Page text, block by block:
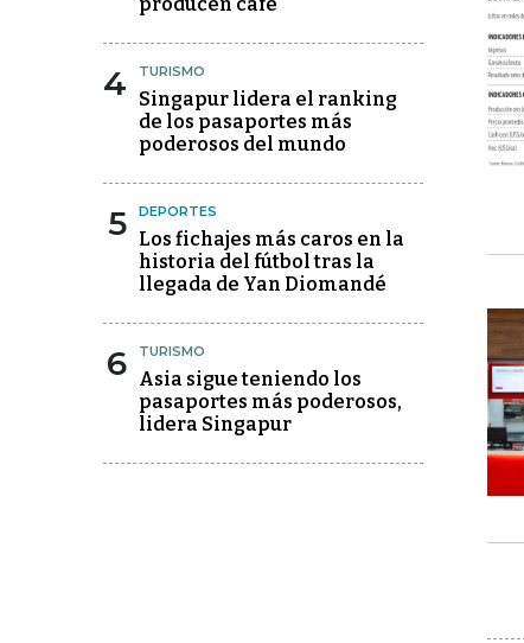
4 TURISMO
Singapur lidera el ranking
de los pasaportes más
poderosos del mundo
5 DEPORTES
Los fichajes más caros en la
historia del fútbol tras la
llegada de Yan Diomandé
6 TURISMO
Asia sigue teniendo los
pasaportes más poderosos,
lidera Singapur